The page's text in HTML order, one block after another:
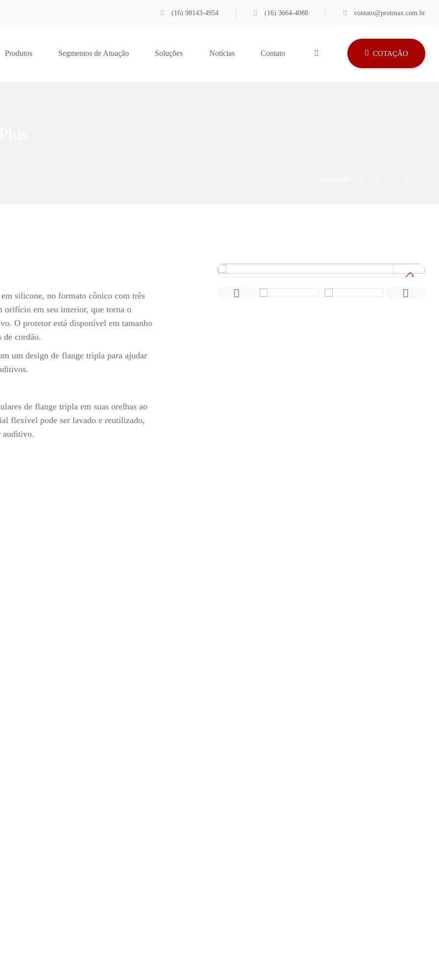
(16) 98143-4954 (16) 3664-4088 contato@protmax.com.br
Produtos Segmentos de Atuação Soluções Notícias Contato COTAÇÃO
silicone, no formato cônico com três
orifício em seu interior, que torna o
O protetor está disponível em tamanho
cordão.
um design de flange tripla para ajudar
de flange tripla em suas orelhas ao
flexível pode ser lavado e reutilizado,
auditivo.